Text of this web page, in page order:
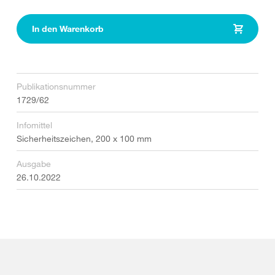
In den Warenkorb
Publikationsnummer
1729/62
Infomittel
Sicherheitszeichen, 200 x 100 mm
Ausgabe
26.10.2022